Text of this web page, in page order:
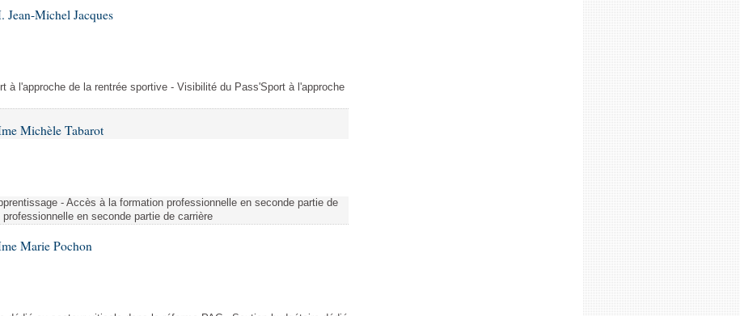
Jean-Michel Jacques
à l'approche de la rentrée sportive - Visibilité du Pass'Sport à l'approche
Michèle Tabarot
- Accès à la formation professionnelle en seconde partie de
en seconde partie de carrière
Marie Pochon